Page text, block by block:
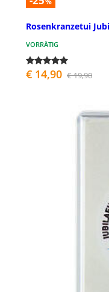
Rosenkranzetui
VORRÄTIG
€ 14,90 € 19,90